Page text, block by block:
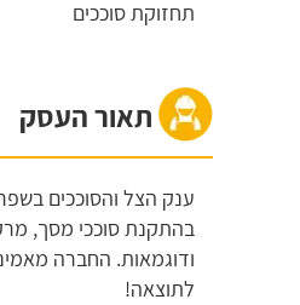
תחזוקת סוככים
תאור העסק
בהתקנת סוככי מסך,
ודוגמאות. החברה
לתוצאה!